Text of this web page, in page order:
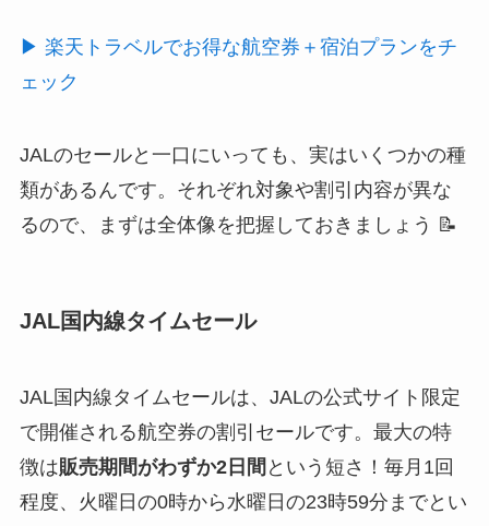
▶ 楽天トラベルでお得な航空券＋宿泊プランをチ
ェック
JALのセールと一口にいっても、実はいくつかの種
類があるんです。それぞれ対象や割引内容が異な
るので、まずは全体像を把握しておきましょう 📝
JAL国内線タイムセール
JAL国内線タイムセールは、JALの公式サイト限定
で開催される航空券の割引セールです。最大の特
徴は販売期間がわずか2日間 という短さ！毎月1回
程度、火曜日の0時から水曜日の23時59分までとい